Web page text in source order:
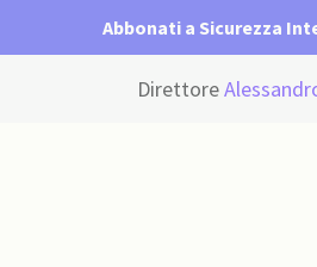
Abbonati a Sicurezza
Direttore